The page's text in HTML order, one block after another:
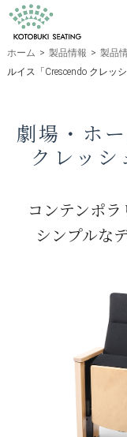
ホーム > 製品情報 > 製品
ルイス「Crescendo クレッ
劇場・ホ
クレッ
コンテンポ
シンプルな